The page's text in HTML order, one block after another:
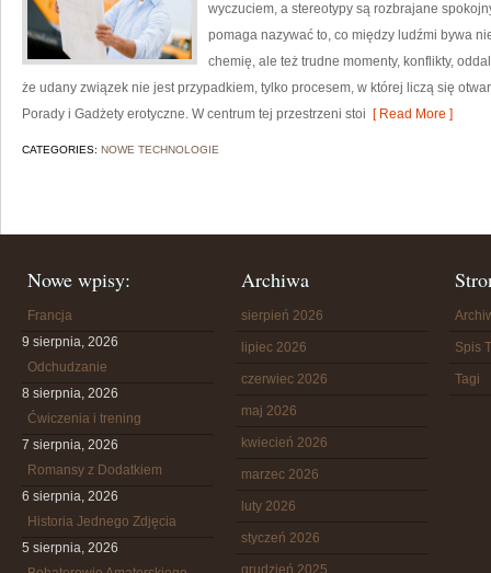
wyczuciem, a stereotypy są rozbrajane
pomaga nazywać to, co między ludźmi bywa
chemię, ale też trudne momenty, konflikty,
że udany związek nie jest przypadkiem, tylko procesem, w której liczą się
Porady i Gadżety erotyczne. W centrum tej przestrzeni stoi [ Read More ]
CATEGORIES: NOWE TECHNOLOGIE
Nowe wpisy:
Francja
9 sierpnia, 2026
Odchudzanie
8 sierpnia, 2026
Ćwiczenia i trening
7 sierpnia, 2026
Romansy z Dodatkiem
6 sierpnia, 2026
Historia Jednego Zdjęcia
5 sierpnia, 2026
Archiwa
sierpień 2026
lipiec 2026
czerwiec 2026
maj 2026
kwiecień 2026
marzec 2026
luty 2026
styczeń 2026
grudzień 2025
Spis
Tagi